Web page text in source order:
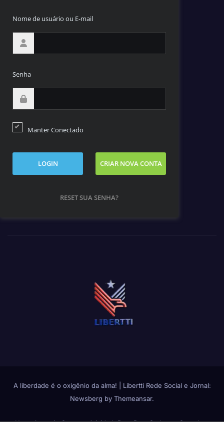
Nome de usuário ou E-mail
Senha
Manter Conectado
LOGIN CRIAR NOVA CONTA
RESET SUA SENHA?
A liberdade é o oxigênio da alma!
Libertti Rede Social e Jornal:
Newsberg by Themeansar.